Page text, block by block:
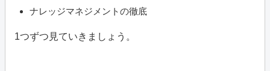
ナレッジマネジメントの徹底
1つずつ見ていきましょう。